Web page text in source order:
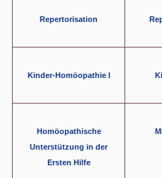
Repertorisation
Kinder-Homöopathie I
Homöopathische
Unterstützung in der
Ersten Hilfe